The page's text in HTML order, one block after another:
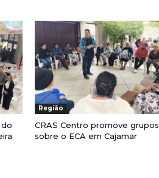
do
Região
CRAS Centro promove grupos
sobre o ECA em Cajamar